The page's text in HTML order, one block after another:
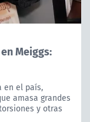
Meiggs:
en el país,
amasa grandes
y otras